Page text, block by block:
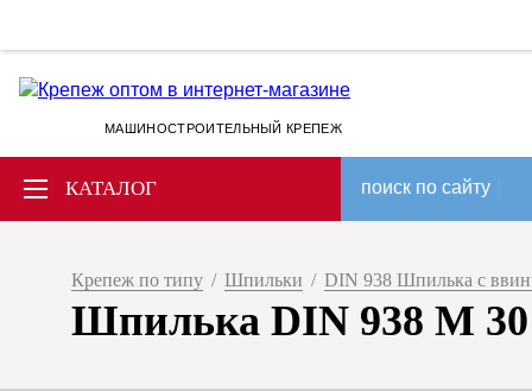
МАШИНОСТРОИТЕЛЬНЫЙ КРЕПЕЖ
КАТАЛОГ поиск по сайту
Крепеж по типу / Шпильки / DIN 938 Шпилька с
Шпилька DIN 938 M 30